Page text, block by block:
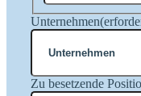
Nachname
Unternehmen
Zu besetzende